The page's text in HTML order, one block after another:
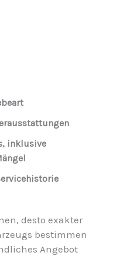
inklusive
desto exakter
bestimmen
Angebot